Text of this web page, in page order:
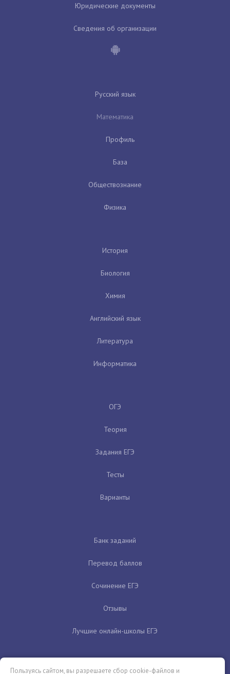
Юридические документы
Сведения об организации
Русский язык
Математика
Профиль
База
Обществознание
Физика
История
Биология
Химия
Английский язык
Литература
Информатика
ОГЭ
Теория
Задания ЕГЭ
Тесты
Варианты
Банк заданий
Перевод баллов
Сочинение ЕГЭ
Отзывы
Лучшие онлайн-школы ЕГЭ
Пользуясь сайтом, вы разрешаете сбор cookie-файлов и